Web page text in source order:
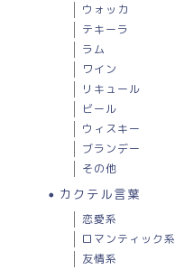
ウォッカ
テキーラ
ラム
ワイン
リキュール
ビール
ウィスキー
ブランデー
その他
カクテル言葉
恋愛系
ロマンティック系
友情系